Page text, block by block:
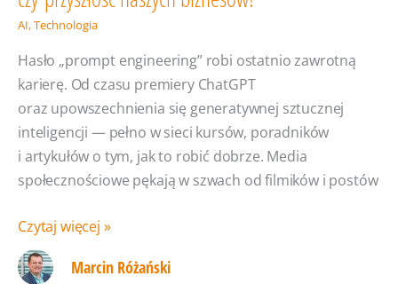
AI,Technologia
Hasło „prompt engineering” robi ostatnio zawrotną
karierę. Od czasu premiery ChatGPT
oraz upowszechnienia się generatywnej sztucznej
inteligencji — pełno w sieci kursów, poradników
i artykułów o tym, jak to robić dobrze. Media
społecznościowe pękają w szwach od filmików i postów
AI
Prompt
Engineering:
Czytaj więcej »
Marcin Różański